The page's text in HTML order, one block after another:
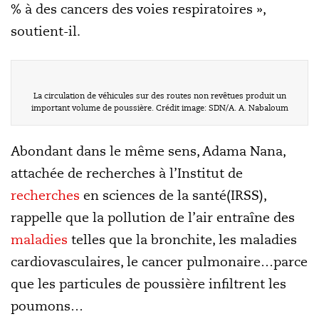
% à des cancers des voies respiratoires »,
soutient-il.
La circulation de véhicules sur des routes non revêtues produit un
important volume de poussière. Crédit image: SDN/A. A. Nabaloum
Abondant dans le même sens, Adama Nana,
attachée de recherches à l’Institut de
recherches en sciences de la santé(IRSS),
rappelle que la pollution de l’air entraîne des
maladies telles que la bronchite, les maladies
cardiovasculaires, le cancer pulmonaire…parce
que les particules de poussière infiltrent les
poumons…